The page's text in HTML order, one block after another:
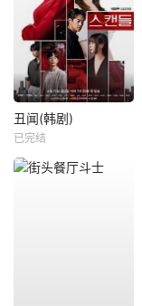
丑闻(韩剧)
已完结